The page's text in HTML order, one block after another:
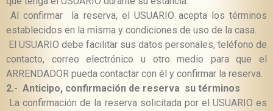
Al confirmar
la reserva, el USUARIO acepta los términos
establecidos en la misma y condiciones de uso de la casa.
El USUARIO debe facilitar sus datos personales, teléfono de
contacto, correo electrónico u otro medio para que el
ARRENDADOR pueda contactar con él y confirmar la reserva.
2.- Anticipo, confirmación de reserva su términos
La confirmación de la reserva solicitada por el USUARIO es